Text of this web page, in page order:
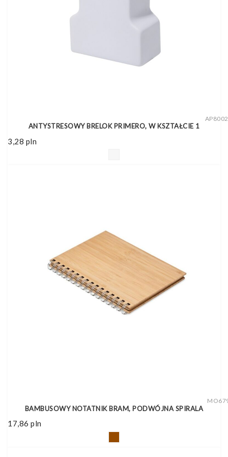
ANTYSTRESOWY BRELOK PRIMERO, W KSZTAŁCIE 1
3,28 pln
BAMBUSOWY NOTATNIK BRAM, PODWÓJNA SPIRALA
17,86 pln